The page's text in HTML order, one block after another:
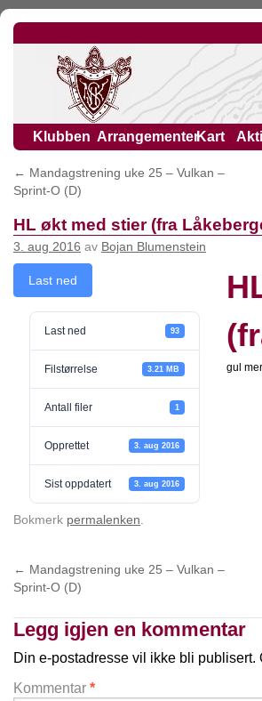
Klubben ArrangementerKart
← Mandagstrening uke 25 – Vulkan –
Sprint-O (D)
HL økt med stier (fra
3. aug 2016 av Bojan Blumenstein
Last ned
Last ned 93
Filstørrelse 3.21 MB
Antall filer 1
Opprettet 3. aug 2016
Sist oppdatert 3. aug 2016
gul
Bokmerk permalenken
← Mandagstrening uke 25 – Vulkan –
Sprint-O (D)
Legg igjen en kommentar
Din e-postadresse vil ikke bli publisert.
Kommentar *